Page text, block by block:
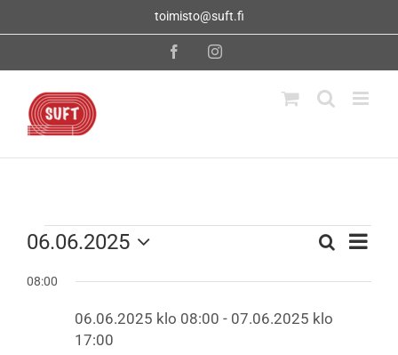
toimisto@suft.fi
FacebookInstagram
Tapahtumat
Tapahtumat
Etsi
aja
Etsi Päivä
06.06.2025
päivä.
08:00
06.06.2025 klo 08:00 - 07.06.2025 klo
17:00